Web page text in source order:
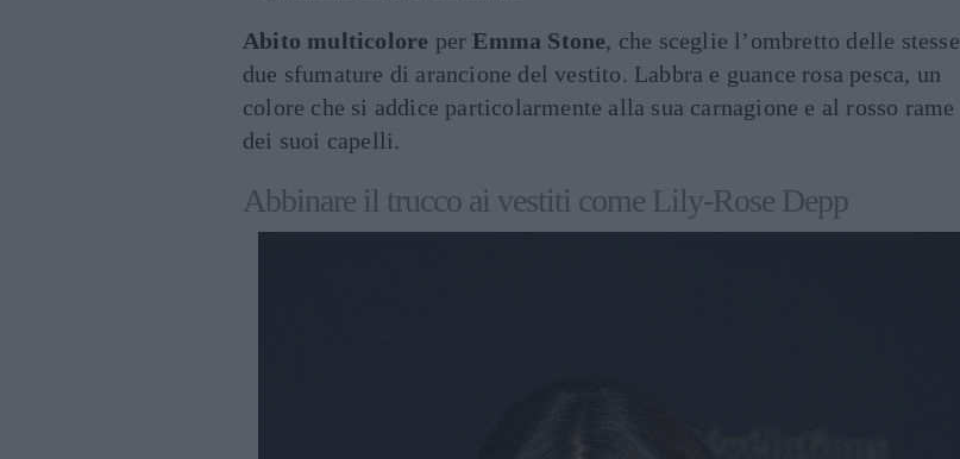
Abito multicolore perEmma Stone, che sceglie l’ombretto delle stesse
due sfumature di arancione del vestito. Labbra e guance rosa pesca, un
colore che si addice particolarmente alla sua carnagione e al rosso rame
dei suoi capelli.
Abbinare il trucco ai vestiti come Lily-Rose Depp